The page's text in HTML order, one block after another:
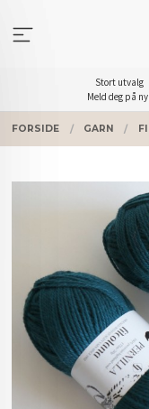
innholdet
Stort utvalg
Meld deg på
FORSIDE GARN